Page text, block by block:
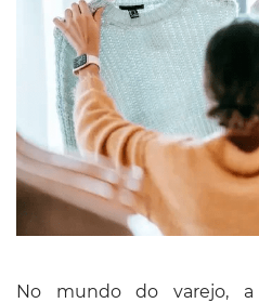
No mundo do varejo,